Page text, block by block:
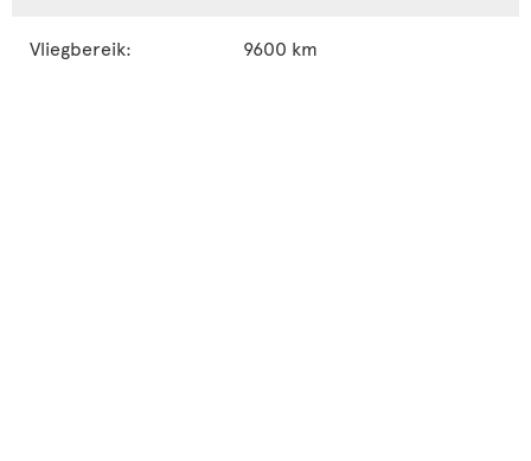
Vliegbereik: 9600 km